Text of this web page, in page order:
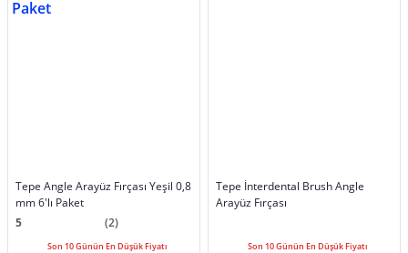
Tepe Angle Arayüz Fırçası Yeşil 0,8
mm 6'lı Paket
5
(2)
Son 10 Günün En Düşük Fiyatı
Tepe İnterdental Brush Angle
Arayüz Fırçası
Son 10 Günün En Düşük Fiyatı